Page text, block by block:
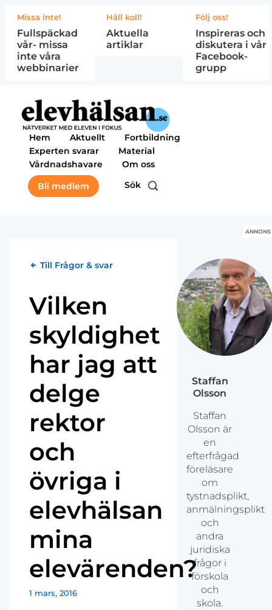
Missa inte!
Fullspäckad
vår- missa
inte våra
webbinarier
Håll koll!
Aktuella
artiklar
Följ oss!
Inspireras och
diskutera i vår
Facebook-
grupp
Hem Aktuellt
Fortbildning
Experten svarar
Material
Vårdnadshavare
Om oss
Bli medlem
Sök
Till Frågor & svar
Vilken
skyldighet
har jag att
delge
rektor
och
övriga i
elevhälsan
mina
elevärenden?
1 mars, 2016
Staffan
Olsson
Staffan
Olsson är
en
efterfrågad
föreläsare
om
tystnadsplikt,
anmälningsplikt
och
andra
juridiska
frågor i
förskola
och
skola.
ANNONS